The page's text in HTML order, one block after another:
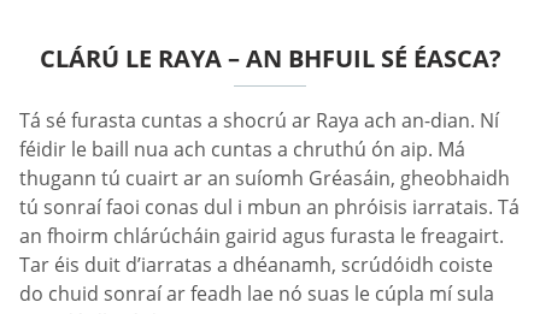
CLÁRÚ LE RAYA – AN BHFUIL SÉ ÉASCA?
Tá sé furasta cuntas a shocrú ar Raya ach an-dian. Ní
féidir le baill nua ach cuntas a chruthú ón aip. Má
thugann tú cuairt ar an suíomh Gréasáin, gheobhaidh
tú sonraí faoi conas dul i mbun an phróisis iarratais. Tá
an fhoirm chlárúcháin gairid agus furasta le freagairt.
Tar éis duit d’iarratas a dhéanamh, scrúdóidh coiste
do chuid sonraí ar feadh lae nó suas le cúpla mí sula